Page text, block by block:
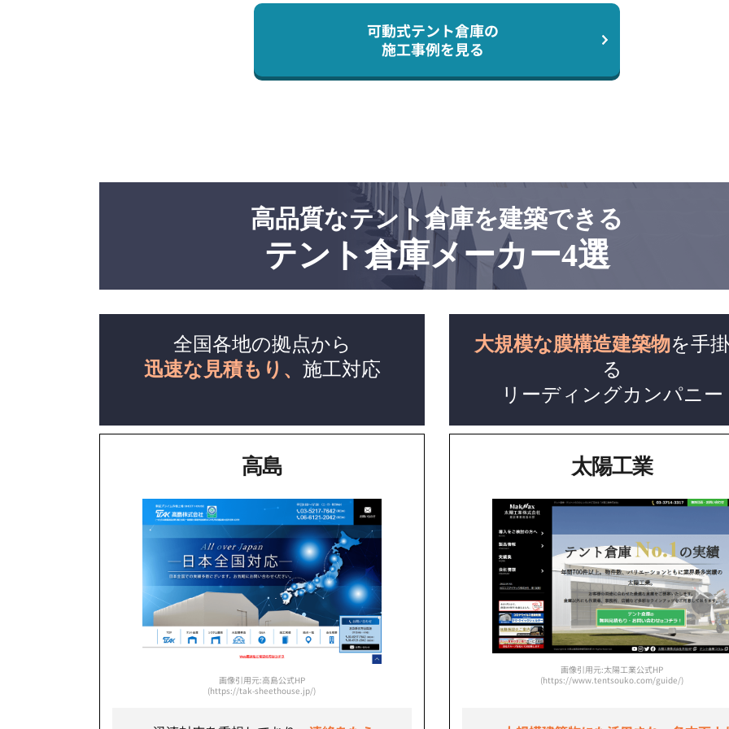
可動式テント倉庫の
施工事例を見る
高品質なテント倉庫を建築できる
テント倉庫メーカー4選
全国各地の拠点から
迅速な見積もり、 施工対応
高島
画像引用元:高島公式HP
(https://tak-sheethouse.jp/)
大規模な膜構造建築物を手
る
リーディングカンパニー
太陽工業
画像引用元:太陽工業公式HP
(https://www.tentsouko.com/guide/)